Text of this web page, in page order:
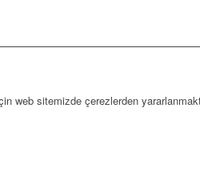
web sitemizde çerezlerden